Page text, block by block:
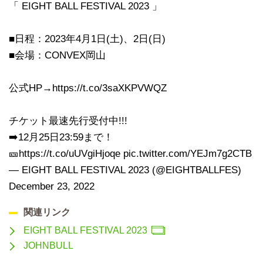
「 EIGHT BALL FESTIVAL 2023 」
■日程：2023年4月1日(土)、2日(日)
■会場：CONVEX岡山
公式HP→ https://t.co/3saXKPVWQZ
チケット最速先行受付中!!!
➡️12月25日23:59まで！
🎫https://t.co/uUVgiHjoqe pic.twitter.com/YEJm7g2CTB
— EIGHT BALL FESTIVAL 2023 (@EIGHTBALLFES)
December 23, 2022
関連リンク
EIGHT BALL FESTIVAL 2023
JOHNBULL